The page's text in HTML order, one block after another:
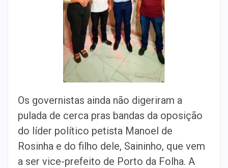
Os governistas ainda não digeriram a
pulada de cerca pras bandas da oposição
do líder político petista Manoel de
Rosinha e do filho dele, Saininho, que vem
a ser vice-prefeito de Porto da Folha. A